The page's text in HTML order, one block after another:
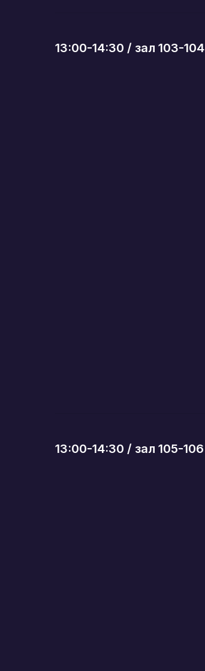
13:00-14:30 / зал 103-104
13:00-14:30 / зал 105-106